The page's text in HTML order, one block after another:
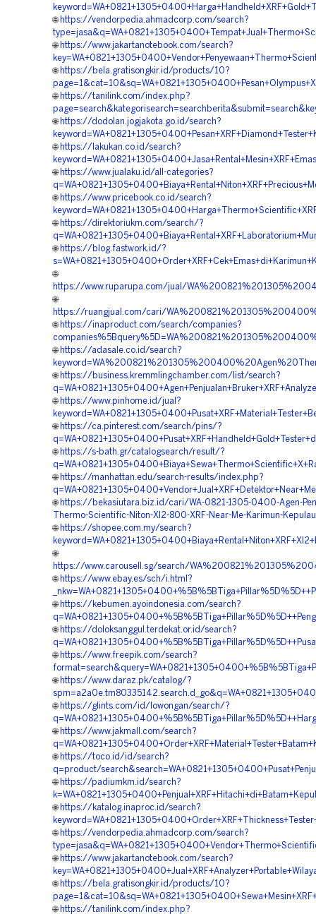
🌐 https://vendorpedia.ahmadcorp.com/search?
🌐 https://www.jakartanotebook.com/search?
🌐 https://bela.gratisongkir.id/products/10?
🌐 https://tanilink.com/index.php?
🌐 https://dodolan.jogjakota.go.id/search?
🌐 https://lakukan.co.id/search?
🌐 https://www.jualaku.id/all-categories?
🌐 https://www.pricebook.co.id/search?
🌐 https://direktoriukm.com/search/?
🌐 https://blog.fastwork.id/?
🌐
https://www.ruparupa.com/jual/
🌐
https://ruangjual.com/cari/
🌐 https://inaproduct.com/search/companies?
🌐 https://adasale.co.id/search?
🌐 https://business.kremmlingchamber.com/list/search?
🌐 https://www.pinhome.id/jual?
🌐 https://ca.pinterest.com/search/pins/?
🌐 https://s-bath.gr/catalogsearch/result/?
🌐 https://manhattan.edu/search-results/index.php?
🌐 https://bekasiutara.biz.id/cari/WA-0821-1305-0400-Agen-
Thermo-Scientific-Niton-Xl2-800-XRF-Near-Me-Karimun-
🌐 https://shopee.com.my/search?
🌐
https://www.carousell.sg/search/
🌐 https://www.ebay.es/sch/i.html?
🌐 https://kebumen.ayoindonesia.com/search?
🌐 https://doloksanggul.terdekat.or.id/search?
🌐 https://www.freepik.com/search?
🌐 https://www.daraz.pk/catalog/?
🌐 https://glints.com/id/lowongan/search/?
🌐 https://www.jakmall.com/search?
🌐 https://toco.id/id/search?
q=product/
🌐 https://padiumkm.id/search?
🌐 https://katalog.inaproc.id/search?
🌐 https://vendorpedia.ahmadcorp.com/search?
🌐 https://www.jakartanotebook.com/search?
🌐 https://bela.gratisongkir.id/products/10?
🌐 https://tanilink.com/index.php?